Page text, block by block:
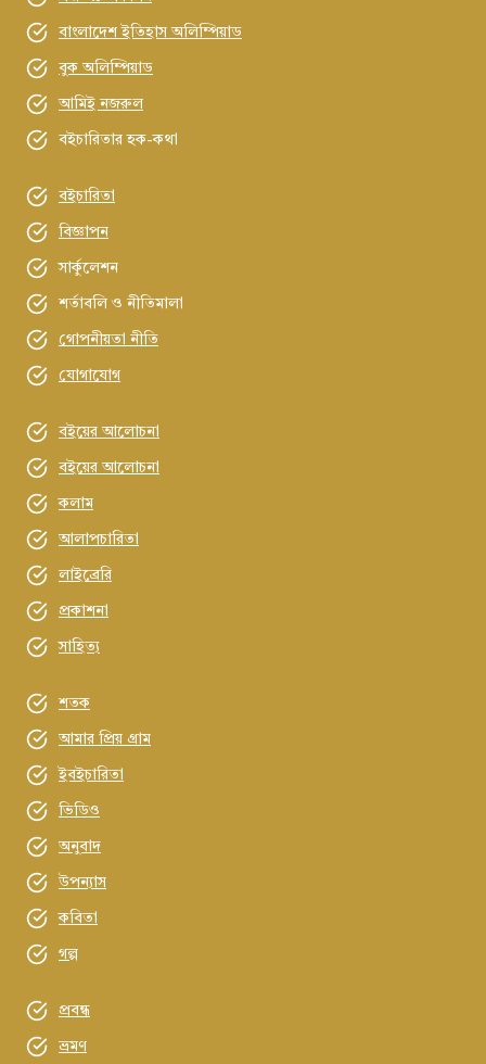
বাংলাদেশ ইতিহাস অলিম্পিয়াড
বুক অলিম্পিয়াড
আমিই নজরুল
বইচারিতার হক-কথা
বইচারিতা
বিজ্ঞাপন
সার্কুলেশন
শর্তাবলি ও নীতিমালা
গোপনীয়তা নীতি
যোগাযোগ
বইয়ের আলোচনা
বইয়ের আলোচনা
কলাম
আলাপচারিতা
লাইব্রেরি
প্রকাশনা
সাহিত্য
শতক
আমার প্রিয় গ্রাম
ইবইচারিতা
ভিডিও
অনুবাদ
উপন্যাস
কবিতা
গল্প
প্রবন্ধ
ভ্রমণ